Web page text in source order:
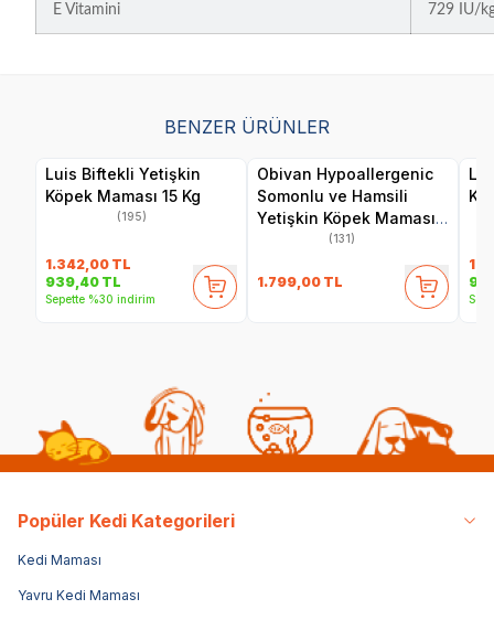
E Vitamini 729 IU/
BENZER ÜRÜNLER
Luis Biftekli Yetişkin
Köpek Maması 15 Kg
(195)
1.342,00 TL
939,40 TL
Sepette %30 indirim
Obivan Hypoallergenic
Somonlu ve Hamsili
Yetişkin Köpek Maması
(131)
1.799,00 TL
Popüler Kedi Kategorileri
Kedi Maması
Yavru Kedi Maması